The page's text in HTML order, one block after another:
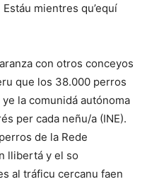
mientres qu’equí
con otros conceyos
que los 38.000 perros
la comunidá autónoma
per cada neñu/a (INE).
de la Rede
llibertá y el so
al tráficu cercanu faen